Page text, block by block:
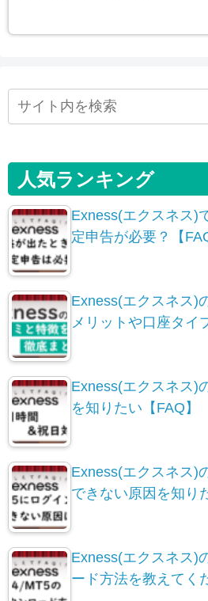
人気ランキング
Exness(エクスネス)
定申告が必要？【
Exness(エクスネス)
メリットや口座タイ
Exness(エクスネス)
を知りたい【FAQ】
Exness(エクスネス)
できない原因を知り
Exness(エクスネス)
ード方法を教えてく